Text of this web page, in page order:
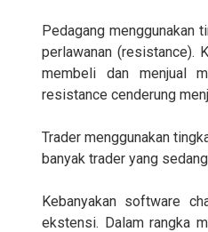
Pedagang menggunakan
perlawanan (resistance).
membeli dan menjual
resistance cenderung
Trader menggunakan
banyak trader yang
Kebanyakan software
ekstensi. Dalam rangka